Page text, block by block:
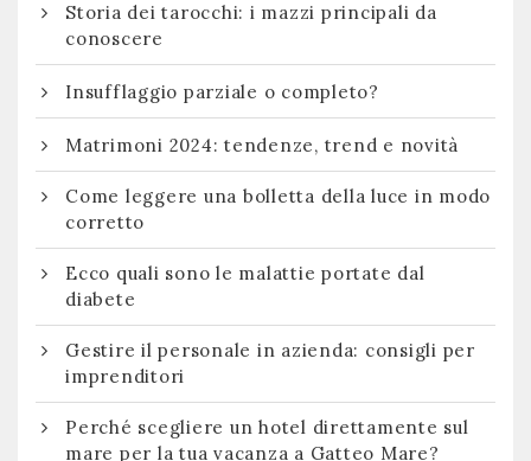
Storia dei tarocchi: i mazzi principali da
conoscere
Insufflaggio parziale o completo?
Matrimoni 2024: tendenze, trend e novità
Come leggere una bolletta della luce in modo
corretto
Ecco quali sono le malattie portate dal
diabete
Gestire il personale in azienda: consigli per
imprenditori
Perché scegliere un hotel direttamente sul
mare per la tua vacanza a Gatteo Mare?